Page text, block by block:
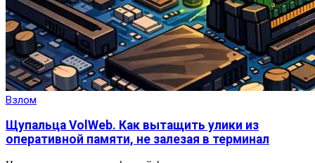
Взлом
Щупальца VolWeb. Как вытащить улики из
оперативной памяти, не залезая в терминал